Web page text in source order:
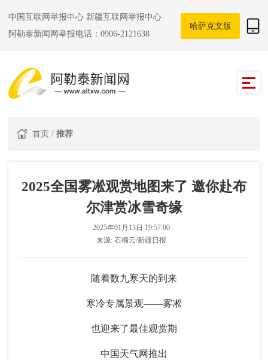
中国互联网举报中心 新疆互联网举报中心
阿勒泰新闻网举报电话：0906-2121638
哈萨克文版
首页 / 推荐
2025全国雾凇观赏地图来了 邀你赴布
尔津赏冰雪奇缘
2025年01月13日 19:57:00
来源:石榴云/新疆日报
随着数九寒天的到来
寒冷专属景观——雾凇
也迎来了最佳观赏期
中国天气网推出